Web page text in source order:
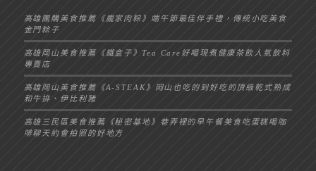
高雄團購美食推薦《龐家肉粽》端午節最佳伴手禮，傳統小吃美食
金門粽子
高雄岡山美食推薦《鐵盒子》Tea Care好喝現煮健康茶飲人氣飲料
專賣店
高雄岡山美食推薦《A-STEAK》岡山也吃的到好吃的頂級乾式熟成
和牛排、伊比利豬
高雄三民區美食推薦《秘密基地》巷弄裡的早午餐美食吃蛋糕喝咖
啡聊天約會拍照的好地方